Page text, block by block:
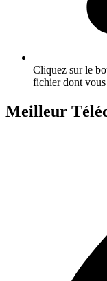
Cliquez sur le
fichier dont vous
Meilleur